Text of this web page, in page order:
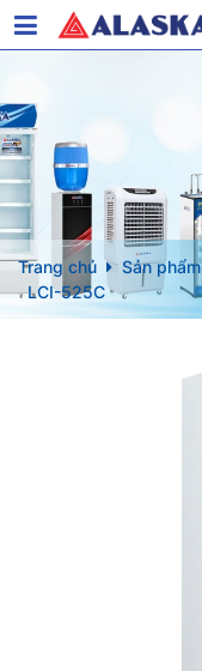
Trang chủ Sản phẩm
LCI-525C